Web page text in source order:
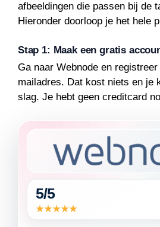
afbeeldingen die passen bij de
Hieronder doorloop je het hele
Stap 1: Maak een gratis
Ga naar Webnode en
mailadres. Dat kost niets en je
slag. Je hebt geen creditcard
5/5